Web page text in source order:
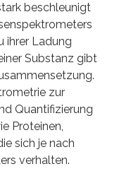
beschleunigt
ihrer Ladung
Substanz gibt
zur
Quantifizierung
Proteinen,
sich je nach
verhalten.